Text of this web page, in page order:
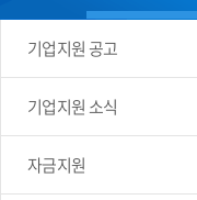
기업지원 공고
기업지원 소식
자금지원